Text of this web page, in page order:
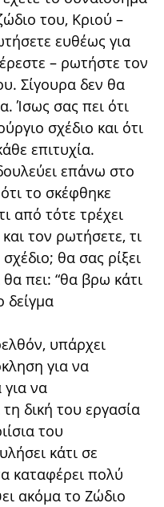
του, Κριού –
ευθέως για
– ρωτήστε τον
Σίγουρα δεν θα
Ίσως σας πει ότι
σχέδιο και ότι
επιτυχία.
επάνω στο
το σκέφθηκε
από τότε τρέχει
τον ρωτήσετε, τι
θα σας ρίξει
πει: “θα βρω κάτι
δείγμα
υπάρχει
για να
να
δική του εργασία
του
κάτι σε
καταφέρει πολύ
ακόμα το Ζώδιο